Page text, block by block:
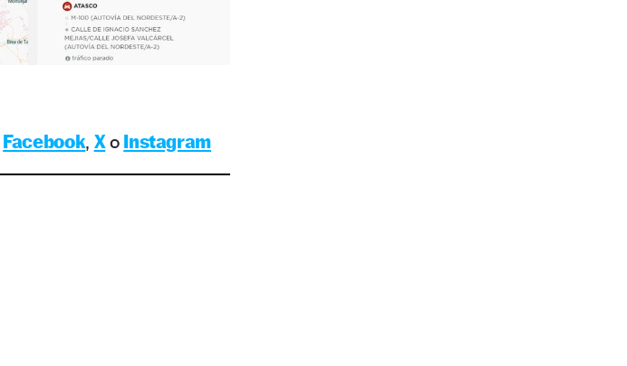
Facebook, Xo Instagram